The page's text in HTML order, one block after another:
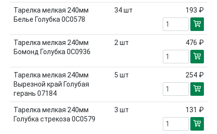
Тарелка мелкая 240мм
Белье Голубка 0С0578
34шт 193 ₽
Тарелка мелкая 240мм
Бомонд Голубка 0С0936
2 шт 476 ₽
Тарелка мелкая 240мм
Вырезной край Голубая
герань 07184
5 шт 254 ₽
Тарелка мелкая 240мм
Голубка стрекоза 0С0579
3 шт 131 ₽